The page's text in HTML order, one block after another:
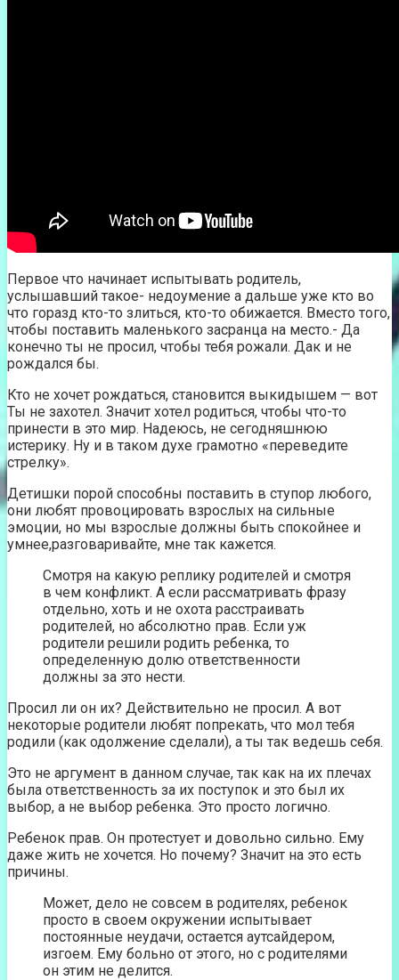
Первое что начинает испытывать родитель,
услышавший такое- недоумение а дальше уже кто во
что горазд кто-то злиться, кто-то обижается. Вместо того,
чтобы поставить маленького засранца на место.- Да
конечно ты не просил, чтобы тебя рожали. Дак и не
рождался бы.
Кто не хочет рождаться, становится выкидышем — вот
Ты не захотел. Значит хотел родиться, чтобы что-то
принести в это мир. Надеюсь, не сегодняшнюю
истерику. Ну и в таком духе грамотно «переведите
стрелку».
Детишки порой способны поставить в ступор любого,
они любят провоцировать взрослых на сильные
эмоции, но мы взрослые должны быть спокойнее и
умнее,разговаривайте, мне так кажется.
Смотря на какую реплику родителей и смотря
в чем конфликт. А если рассматривать фразу
отдельно, хоть и не охота расстраивать
родителей, но абсолютно прав. Если уж
родители решили родить ребенка, то
определенную долю ответственности
должны за это нести.
Просил ли он их? Действительно не просил. А вот
некоторые родители любят попрекать, что мол тебя
родили (как одолжение сделали), а ты так ведешь себя.
Это не аргумент в данном случае, так как на их плечах
была ответственность за их поступок и это был их
выбор, а не выбор ребенка. Это просто логично.
Ребенок прав. Он протестует и довольно сильно. Ему
даже жить не хочется. Но почему? Значит на это есть
причины.
Может, дело не совсем в родителях, ребенок
просто в своем окружении испытывает
постоянные неудачи, остается аутсайдером,
изгоем. Ему больно от этого, но с родителями
он этим не делится.